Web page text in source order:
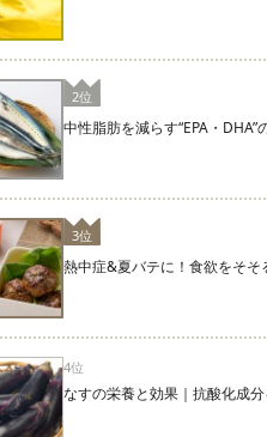
2位
中性脂肪を減らす“EPA・
3位
熱中症&夏バテに！食欲をそそ
4位
なすの栄養と効果｜抗酸化成